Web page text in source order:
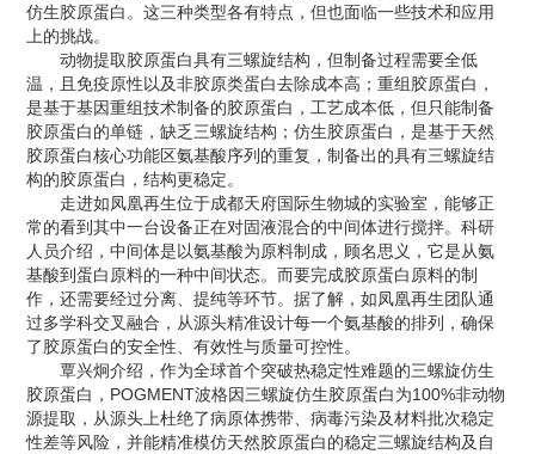
仿生胶原蛋白。这三种类型各有特点，但也面临一些技术和应用
上的挑战。
动物提取胶原蛋白具有三螺旋结构，但制备过程需要全低
温，且免疫原性以及非胶原类蛋白去除成本高；重组胶原蛋白，
是基于基因重组技术制备的胶原蛋白，工艺成本低，但只能制备
胶原蛋白的单链，缺乏三螺旋结构；仿生胶原蛋白，是基于天然
胶原蛋白核心功能区氨基酸序列的重复，制备出的具有三螺旋结
构的胶原蛋白，结构更稳定。
走进如凤凰再生位于成都天府国际生物城的实验室，能够正
常的看到其中一台设备正在对固液混合的中间体进行搅拌。科研
人员介绍，中间体是以氨基酸为原料制成，顾名思义，它是从氨
基酸到蛋白原料的一种中间状态。而要完成胶原蛋白原料的制
作，还需要经过分离、提纯等环节。据了解，如凤凰再生团队通
过多学科交叉融合，从源头精准设计每一个氨基酸的排列，确保
了胶原蛋白的安全性、有效性与质量可控性。
覃兴炯介绍，作为全球首个突破热稳定性难题的三螺旋仿生
胶原蛋白，POGMENT波格因三螺旋仿生胶原蛋白为100%非动物
源提取，从源头上杜绝了病原体携带、病毒污染及材料批次稳定
性差等风险，并能精准模仿天然胶原蛋白的稳定三螺旋结构及自